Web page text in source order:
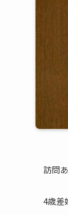
訪問
4歳差